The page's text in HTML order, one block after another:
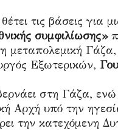
τις βάσεις για
συμφιλίωσης»
μεταπολεμική
Εξωτερικών,
στη Γάζα, ενώ
Αρχή υπό την
την κατεχόμενη